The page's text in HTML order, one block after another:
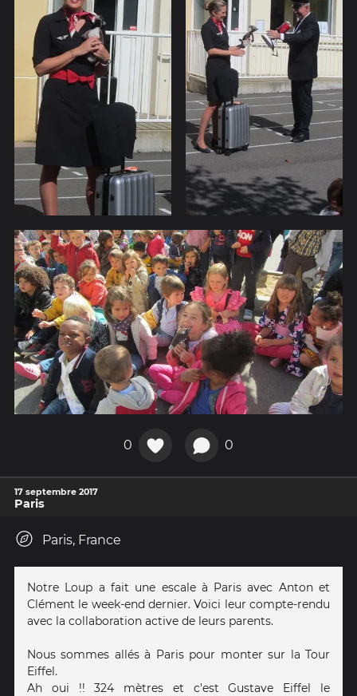
0 0
17 septembre 2017
Paris
Paris, France
Notre Loup a fait une escale à Paris avec Anton et
Clément le week-end dernier. Voici leur compte-rendu
avec la collaboration active de leurs parents.
Nous sommes allés à Paris pour monter sur la Tour
Eiffel.
Ah oui !! 324 mètres et c'est Gustave Eiffel le